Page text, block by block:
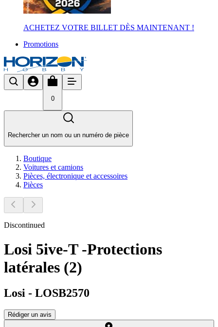
ACHETEZ VOTRE BILLET DÈS MAINTENANT !
Promotions
0
Rechercher un nom ou un numéro de pièce
Boutique
Voitures et camions
Pièces, électronique et accessoires
Pièces
Discontinued
Losi 5ive-T -Protections
latérales (2)
Losi - LOSB2570
Rédiger un avis